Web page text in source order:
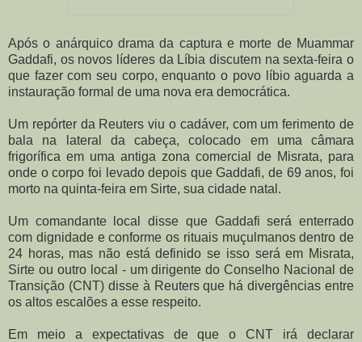
Após o anárquico drama da captura e morte de Muammar
Gaddafi, os novos líderes da Líbia discutem na sexta-feira o
que fazer com seu corpo, enquanto o povo líbio aguarda a
instauração formal de uma nova era democrática.
Um repórter da Reuters viu o cadáver, com um ferimento de
bala na lateral da cabeça, colocado em uma câmara
frigorífica em uma antiga zona comercial de Misrata, para
onde o corpo foi levado depois que Gaddafi, de 69 anos, foi
morto na quinta-feira em Sirte, sua cidade natal.
Um comandante local disse que Gaddafi será enterrado
com dignidade e conforme os rituais muçulmanos dentro de
24 horas, mas não está definido se isso será em Misrata,
Sirte ou outro local - um dirigente do Conselho Nacional de
Transição (CNT) disse à Reuters que há divergências entre
os altos escalões a esse respeito.
Em meio a expectativas de que o CNT irá declarar